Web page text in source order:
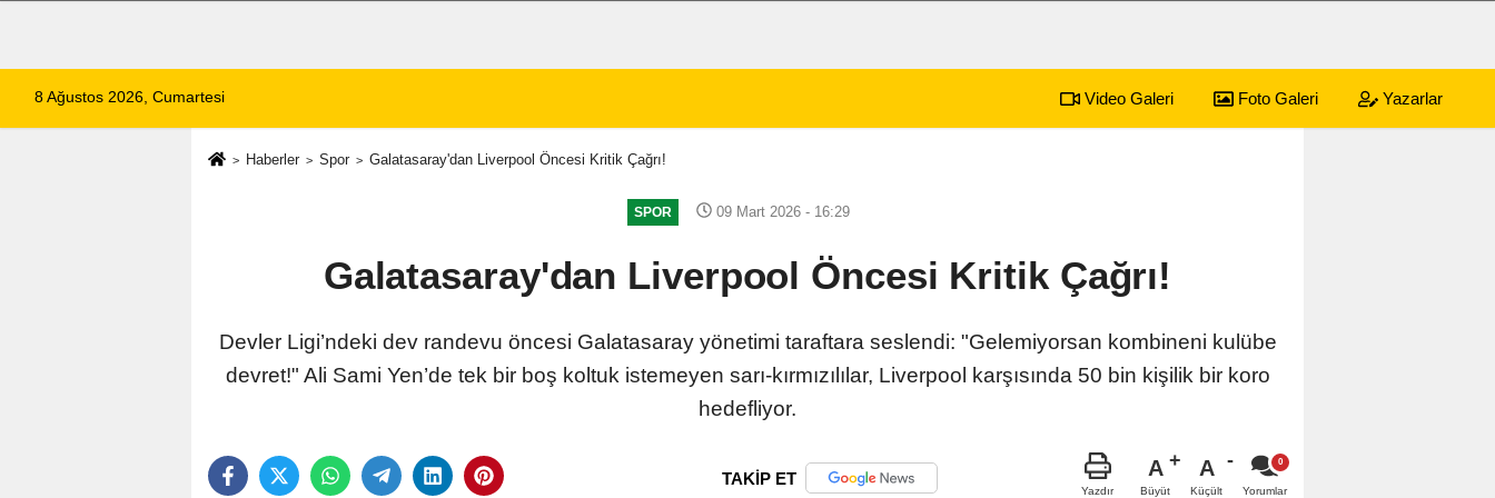
8 Ağustos 2026, Cumartesi Video Galeri Foto Galeri Yazarlar
Haberler Spor Galatasaray'dan Liverpool Öncesi Kritik Çağrı!
SPOR 09 Mart 2026 - 16:29
Galatasaray'dan Liverpool Öncesi Kritik Çağrı!
Devler Ligi’ndeki dev randevu öncesi Galatasaray yönetimi taraftara seslendi: "Gelemiyorsan kombineni kulübe
devret!" Ali Sami Yen’de tek bir boş koltuk istemeyen sarı-kırmızılılar, Liverpool karşısında 50 bin kişilik bir koro
hedefliyor.
TAKİP ET
Yazdır
A
Büyüt
A
Küçült Yorumlar